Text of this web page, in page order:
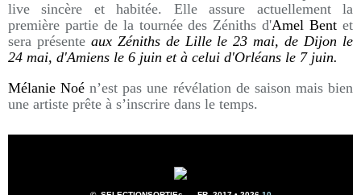
live sincère et habitée. Elle assure actuellement la
première partie de la tournée des Zéniths d'Amel Bent et
sera présente aux Zéniths de Lille le 23 mai, de Dijon le
24 mai, d'Amiens le 6 juin et à celui d'Orléans le 7 juin.
Mélanie Noén’est pas une révélation de saison mais bien
une artiste prête à s’inscrire dans le temps.